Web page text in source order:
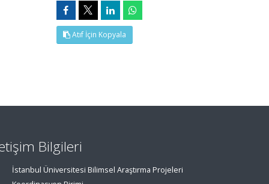
Atıf İçin Kopyala
Bilgileri
İstanbul Üniversitesi Bilimsel Araştırma Projeleri